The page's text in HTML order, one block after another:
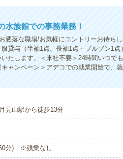
水族館での事務業務！
洒落な職場/お気軽にエントリーお待ち
貸与（半袖1点、長袖1点＋ブルゾン1点
たします。＜来社不要＞24時間いつで
ャンペーン＞アデコでの就業開始で、
見山駅から徒歩13分
60分) ※残業なし